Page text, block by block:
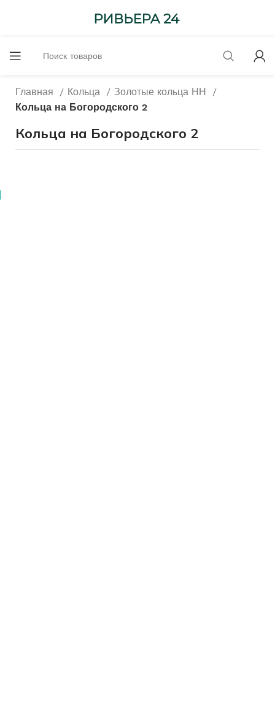
Главная Кольца
Золотые кольца НН
Кольца на Богородского 2
Кольца на Богородского 2